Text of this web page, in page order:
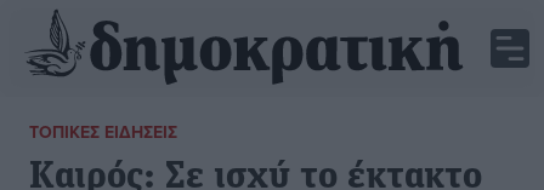
ΤΟΠΙΚΈΣ ΕΙΔΉΣΕΙΣ
Καιρός: Σε ισχύ το έκτακτο